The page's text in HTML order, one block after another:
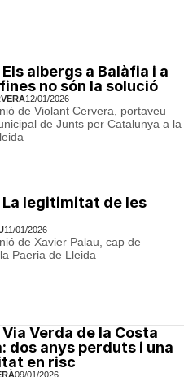
Els albergs a Balàfia i a
no són la solució
12/01/2026
de Violant Cervera, portaveu
de Junts per Catalunya a la
La legitimitat de les
11/01/2026
de Xavier Palau, cap de
Paeria de Lleida
Via Verda de la Costa
dos anys perduts i una
en risc
09/01/2026